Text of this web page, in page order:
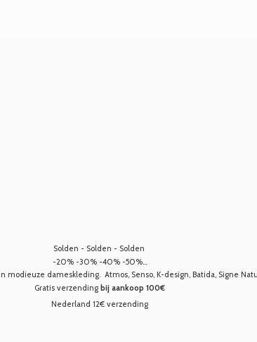
Solden - Solden - Solden
-20% -30% -40% -50%...
modieuze dameskleding. Atmos, Senso, K-design, Batida, Signe
Gratis verzending bij aankoop 100€
Nederland 12€ verzending